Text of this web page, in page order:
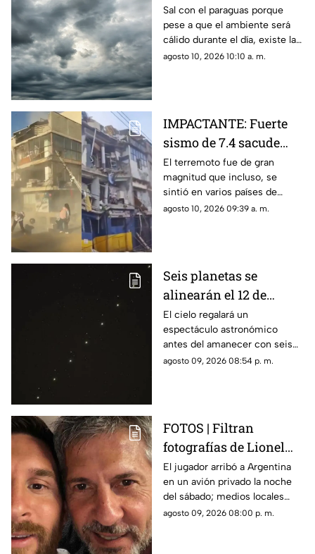
es el pronóstico para el
10 de agosto
Sal con el paraguas porque
pese a que el ambiente será
cálido durante el día, existe la
probabilidad de lluvia en
agosto 10, 2026 10:10 a. m.
IMPACTANTE: Fuerte
sismo de 7.4 sacude
Colombia; este es el
saldo hasta el
momento
El terremoto fue de gran
magnitud que incluso, se
sintió en varios países de
Sudamérica
agosto 10, 2026 09:39 a. m.
Seis planetas se
alinearán el 12 de
agosto: así podrás
observar el fenómeno
desde Morelos
El cielo regalará un
espectáculo astronómico
antes del amanecer con seis
planetas visibles desde
agosto 09, 2026 08:54 p. m.
FOTOS | Filtran
fotografías de Lionel
Messi y su familia en el
funeral de su papá
El jugador arribó a Argentina
en un avión privado la noche
del sábado; medios locales
captaron su llegada.
agosto 09, 2026 08:00 p. m.